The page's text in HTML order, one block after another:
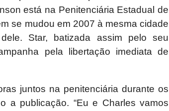
está na Penitenciária Estadual de
se mudou em 2007 à mesma cidade
Star, batizada assim pelo seu
pela libertação imediata de
juntos na penitenciária durante os
a publicação. “Eu e Charles vamos